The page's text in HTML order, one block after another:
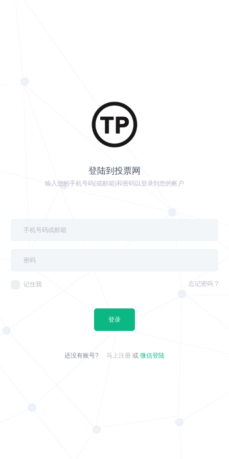
登陆到投票网
输入您的手机号码(或邮箱)和密码以登录到您的帐户
记住我 忘记密码 ?
登录
还没有账号? 马上注册 或 微信登陆